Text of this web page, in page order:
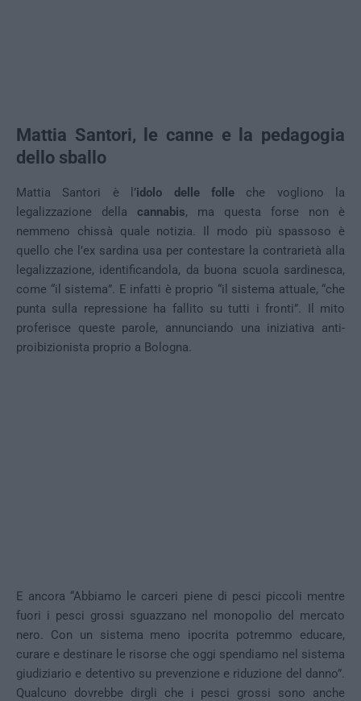
Mattia Santori, le canne e la pedagogia
dello sballo
Mattia Santori è l’idolo delle folleche vogliono la
legalizzazione della cannabis, ma questa forse non è
nemmeno chissà quale notizia. Il modo più spassoso è
quello che l’ex sardina usa per contestare la contrarietà alla
legalizzazione, identificandola, da buona scuola sardinesca,
come “il sistema”. E infatti è proprio “il sistema attuale, “che
punta sulla repressione ha fallito su tutti i fronti”. Il mito
proferisce queste parole, annunciando una iniziativa anti-
proibizionista proprio a Bologna.
E ancora “Abbiamo le carceri piene di pesci piccoli mentre
fuori i pesci grossi sguazzano nel monopolio del mercato
nero. Con un sistema meno ipocrita potremmo educare,
curare e destinare le risorse che oggi spendiamo nel sistema
giudiziario e detentivo su prevenzione e riduzione del danno”.
Qualcuno dovrebbe dirgli che i pesci grossi sono anche